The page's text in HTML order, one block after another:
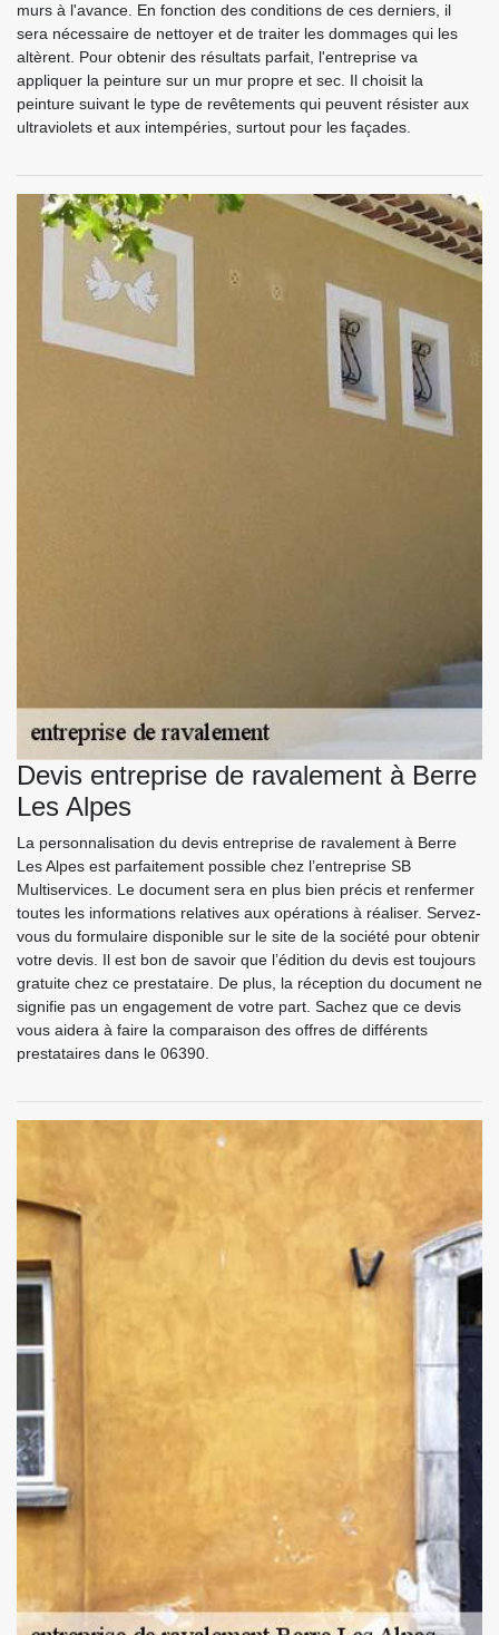
murs à l'avance. En fonction des conditions de ces derniers, il
sera nécessaire de nettoyer et de traiter les dommages qui les
altèrent. Pour obtenir des résultats parfait, l'entreprise va
appliquer la peinture sur un mur propre et sec. Il choisit la
peinture suivant le type de revêtements qui peuvent résister aux
ultraviolets et aux intempéries, surtout pour les façades.
Devis entreprise de ravalement à Berre
Les Alpes
La personnalisation du devis entreprise de ravalement à Berre
Les Alpes est parfaitement possible chez l’entreprise SB
Multiservices. Le document sera en plus bien précis et renfermer
toutes les informations relatives aux opérations à réaliser. Servez-
vous du formulaire disponible sur le site de la société pour obtenir
votre devis. Il est bon de savoir que l’édition du devis est toujours
gratuite chez ce prestataire. De plus, la réception du document ne
signifie pas un engagement de votre part. Sachez que ce devis
vous aidera à faire la comparaison des offres de différents
prestataires dans le 06390.